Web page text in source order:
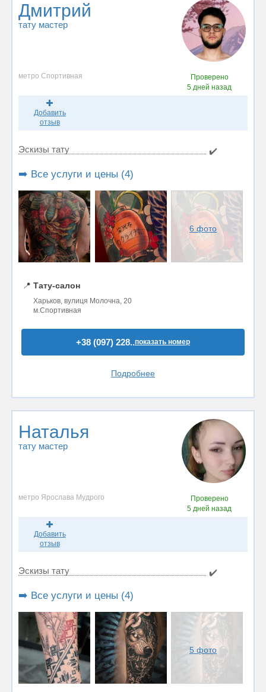
Дмитрий
тату мастер
метро Спортивная
Проверено
5 дней назад
Добавить
отзыв
Эскизы тату ✔️
➡️ Все услуги и цены (4)
6 фото
📍 Тату-салон
Харьков, вулиця Молочна, 20
м.Спортивная
+38 (097) 228..показать номер
Подробнее
Наталья
тату мастер
метро Ярослава Мудрого
Проверено
5 дней назад
Добавить
отзыв
Эскизы тату ✔️
➡️ Все услуги и цены (4)
5 фото